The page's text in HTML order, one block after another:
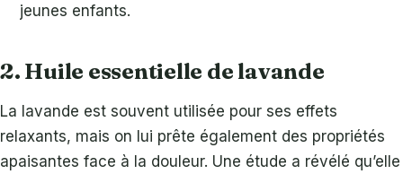
jeunes enfants.
2. Huile essentielle de lavande
La lavande est souvent utilisée pour ses effets
relaxants, mais on lui prête également des propriétés
apaisantes face à la douleur. Une étude a révélé qu’elle